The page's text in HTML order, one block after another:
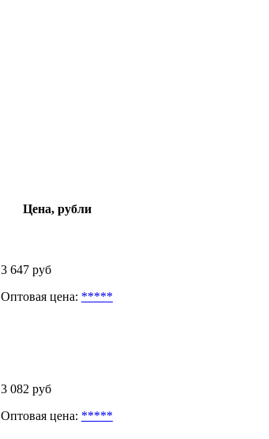
Цена, рубли
3 647 руб
Оптовая цена: *****
3 082 руб
Оптовая цена: *****